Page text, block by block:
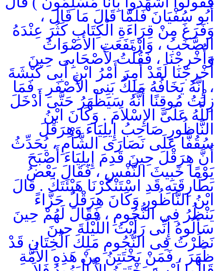
أَبُو سُفْيَانَ فَلَمَّا قَالَ مَا قَالَ ،
وَفَرَغَ مِنْ قِرَاءَةِ الْكِتَابِ كَثُرَ عِنْدَهُ
الصَّخَبُ ، وَارْتَفَعَتِ الأَصْوَاتُ
وَأُخْرِجْنَا ، فَقُلْتُ لأَصْحَابِى حِينَ
أُخْرِجْنَا لَقَدْ أَمِرَ أَمْرُ ابْنِ أَبِى كَبْشَةَ
، إِنَّهُ يَخَافُهُ مَلِكُ بَنِى الأَصْفَرِ . فَمَا
زِلْتُ مُوقِنًا أَنَّهُ سَيَظْهَرُ حَتَّى أَدْخَلَ
اللَّهُ عَلَىَّ الإِسْلاَمَ . وَكَانَ ابْنُ
النَّاظُورِ صَاحِبُ إِيلِيَاءَ وَهِرَقْلَ
سُقُفًّا عَلَى نَصَارَى الشَّأْمِ ، يُحَدِّثُ
أَنَّ هِرَقْلَ حِينَ قَدِمَ إِيلِيَاءَ أَصْبَحَ
يَوْمًا خَبِيثَ النَّفْسِ ، فَقَالَ بَعْضُ
بَطَارِقَتِهِ قَدِ اسْتَنْكَرْنَا هَيْئَتَكَ . قَالَ
ابْنُ النَّاظُورِ وَكَانَ هِرَقْلُ حَزَّاءً
يَنْظُرُ فِى النُّجُومِ ، فَقَالَ لَهُمْ حِينَ
سَأَلُوهُ إِنِّى رَأَيْتُ اللَّيْلَةَ حِينَ
نَظَرْتُ فِى النُّجُومِ مَلِكَ الْخِتَانِ قَدْ
ظَهَرَ ، فَمَنْ يَخْتَتِنُ مِنْ هَذِهِ الأُمَّةِ